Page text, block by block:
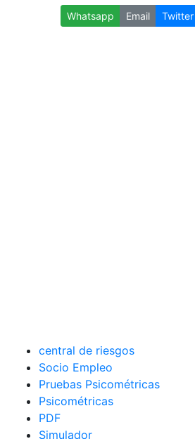
Whatsapp Email Twitter
central de riesgos
Socio Empleo
Pruebas Psicométricas
Psicométricas
PDF
Simulador